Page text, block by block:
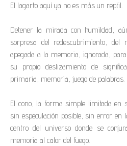
El lagarto aquí ya no es más un reptil.
Detener la mirada con humildad,
sorpresa del redescubrimiento, del
apegada a la memoria, ignorada,
su propio deslizamiento de
primaria, memoria, juego de palabras.
El cono, la forma simple limitada en
sin especulación posible, sin error en
centro del universo donde se
memoria al calor del fuego.